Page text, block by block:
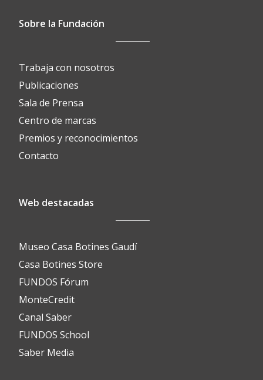
Sobre la Fundación
Trabaja con nosotros
Publicaciones
Sala de Prensa
Centro de marcas
Premios y reconocimientos
Contacto
Web destacadas
Museo Casa Botines Gaudí
Casa Botines Store
FUNDOS Fórum
MonteCredit
Canal Saber
FUNDOS School
Saber Media